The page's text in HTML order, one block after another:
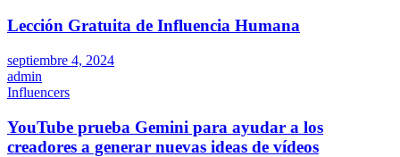
Lección Gratuita de Influencia Humana
septiembre 4, 2024
admin
Influencers
YouTube prueba Gemini para ayudar a los
creadores a generar nuevas ideas de vídeos